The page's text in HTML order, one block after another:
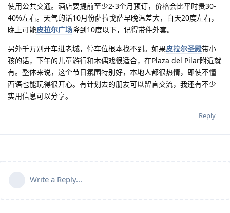
使用公共交通。酒店要提前至少2-3个月预订，价格会比平时贵30-
40%左右。天气的话10月份萨拉戈萨早晚温差大，白天20度左右，
晚上可能皮拉尔广场降到10度以下，记得带件外套。
另外千万别开车进老城，停车位根本找不到。如果皮拉尔圣殿带小
孩的话，下午的儿童游行和木偶戏很适合，在Plaza del Pilar附近就
有。整体来说，这个节日氛围特别好，本地人都很热情，即使不懂
西语也能玩得很开心。有计划去的朋友可以留言交流，我还有不少
实用信息可以分享。
Reply
Write a Reply...